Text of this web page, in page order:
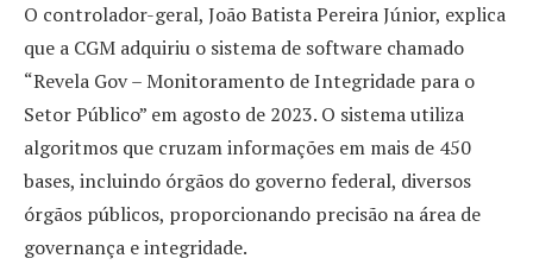
O controlador-geral, João Batista Pereira Júnior, explica
que a CGM adquiriu o sistema de software chamado
“Revela Gov – Monitoramento de Integridade para o
Setor Público” em agosto de 2023. O sistema utiliza
algoritmos que cruzam informações em mais de 450
bases, incluindo órgãos do governo federal, diversos
órgãos públicos, proporcionando precisão na área de
governança e integridade.